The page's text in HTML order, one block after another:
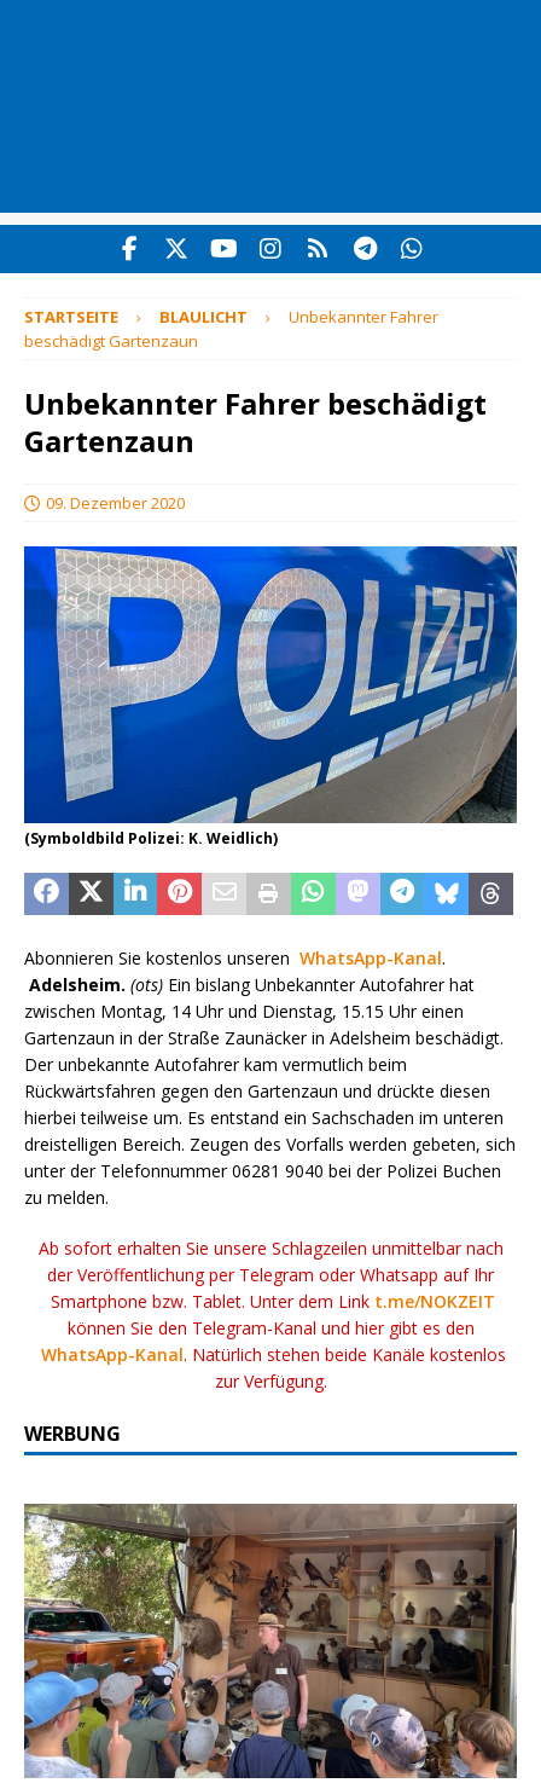
STARTSEITE BLAULICHT
Unbekannter Fahrer
beschädigt Gartenzaun
Unbekannter Fahrer beschädigt
Gartenzaun
09. Dezember 2020
(Symboldbild Polizei: K. Weidlich)
Abonnieren Sie kostenlos unseren WhatsApp-Kanal.
Adelsheim. (ots) Ein bislang Unbekannter Autofahrer hat
zwischen Montag, 14 Uhr und Dienstag, 15.15 Uhr einen
Gartenzaun in der Straße Zaunäcker in Adelsheim beschädigt.
Der unbekannte Autofahrer kam vermutlich beim
Rückwärtsfahren gegen den Gartenzaun und drückte diesen
hierbei teilweise um. Es entstand ein Sachschaden im unteren
dreistelligen Bereich. Zeugen des Vorfalls werden gebeten, sich
unter der Telefonnummer 06281 9040 bei der Polizei Buchen
zu melden.
Ab sofort erhalten Sie unsere Schlagzeilen unmittelbar nach
der Veröffentlichung per Telegram oder Whatsapp auf Ihr
Smartphone bzw. Tablet. Unter dem Link t.me/NOKZEIT
können Sie den Telegram-Kanal und hier gibt es den
WhatsApp-Kanal. Natürlich stehen beide Kanäle kostenlos
zur Verfügung.
WERBUNG